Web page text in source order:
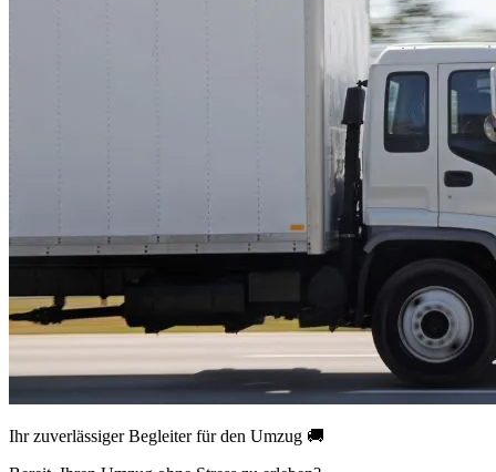
Ihr zuverlässiger Begleiter für den Umzug 🚚